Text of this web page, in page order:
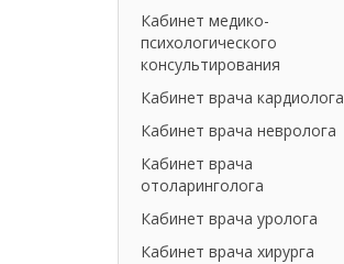
Кабинет медико-
психологического
консультирования
Кабинет врача кардиолога
Кабинет врача невролога
Кабинет врача
отоларинголога
Кабинет врача уролога
Кабинет врача хирурга